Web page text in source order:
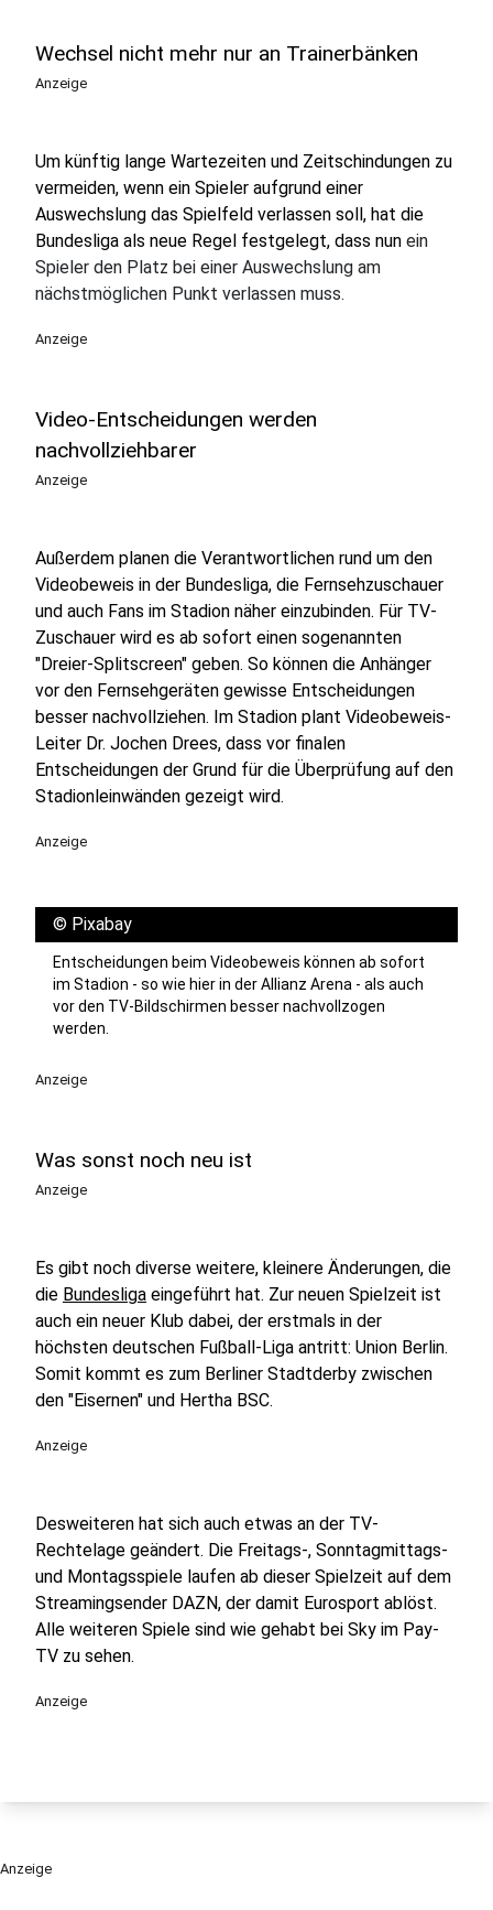
Wechsel nicht mehr nur an Trainerbänken
Anzeige
Um künftig lange Wartezeiten und Zeitschindungen zu
vermeiden, wenn ein Spieler aufgrund einer
Auswechslung das Spielfeld verlassen soll, hat die
Bundesliga als neue Regel festgelegt, dass nun ein
Spieler den Platz bei einer Auswechslung am
nächstmöglichen Punkt verlassen muss.
Anzeige
Video-Entscheidungen werden
nachvollziehbarer
Anzeige
Außerdem planen die Verantwortlichen rund um den
Videobeweis in der Bundesliga, die Fernsehzuschauer
und auch Fans im Stadion näher einzubinden. Für TV-
Zuschauer wird es ab sofort einen sogenannten
"Dreier-Splitscreen" geben. So können die Anhänger
vor den Fernsehgeräten gewisse Entscheidungen
besser nachvollziehen. Im Stadion plant Videobeweis-
Leiter Dr. Jochen Drees, dass vor finalen
Entscheidungen der Grund für die Überprüfung auf den
Stadionleinwänden gezeigt wird.
Anzeige
© Pixabay
Entscheidungen beim Videobeweis können ab sofort
im Stadion - so wie hier in der Allianz Arena - als auch
vor den TV-Bildschirmen besser nachvollzogen
werden.
Anzeige
Was sonst noch neu ist
Anzeige
Es gibt noch diverse weitere, kleinere Änderungen, die
die Bundesliga eingeführt hat. Zur neuen Spielzeit ist
auch ein neuer Klub dabei, der erstmals in der
höchsten deutschen Fußball-Liga antritt: Union Berlin.
Somit kommt es zum Berliner Stadtderby zwischen
den "Eisernen" und Hertha BSC.
Anzeige
Desweiteren hat sich auch etwas an der TV-
Rechtelage geändert. Die Freitags-, Sonntagmittags-
und Montagsspiele laufen ab dieser Spielzeit auf dem
Streamingsender DAZN, der damit Eurosport ablöst.
Alle weiteren Spiele sind wie gehabt bei Sky im Pay-
TV zu sehen.
Anzeige
Anzeige